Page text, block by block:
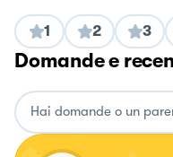
1 2 3
Domande e